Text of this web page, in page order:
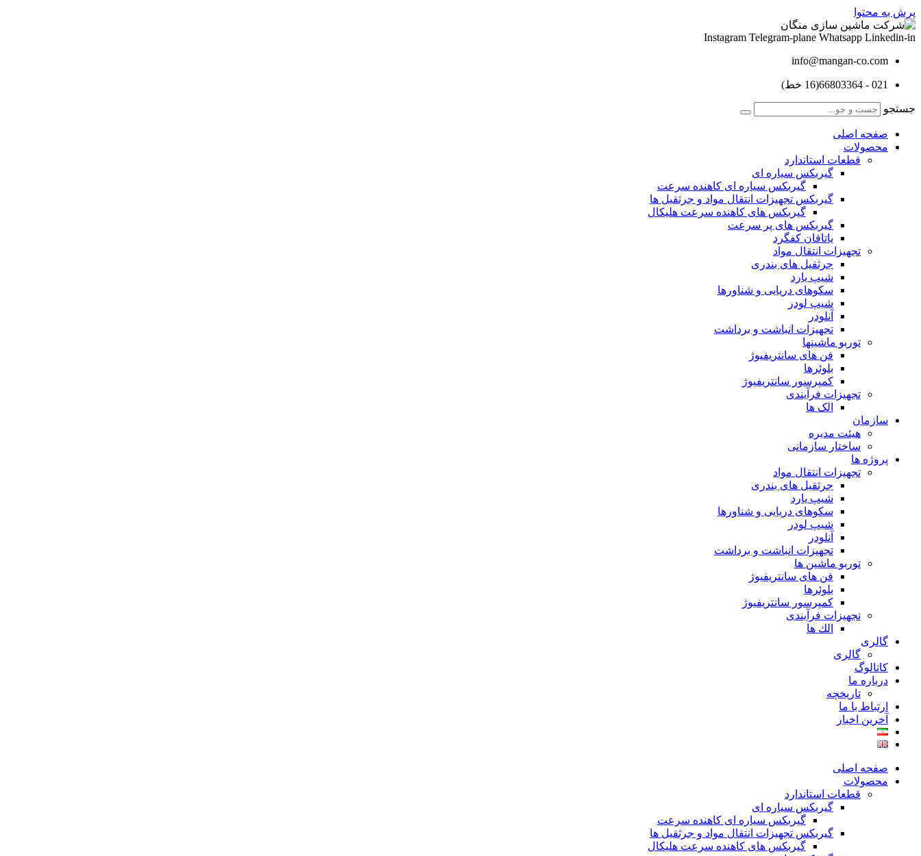
پرش به محتوا
Instagram Telegram-plane Whatsapp Linkedin-in
info@mangan-co.com
021 - 66803364(16 خط)
جستجو
صفحه اصلی
محصولات
قطعات استاندارد
گيربكس سياره ای
گيربكس سياره ای كاهنده سرعت
گيربكس تجهيزات انتقال مواد و جرثقيل ها
گيربكس های كاهنده سرعت هليكال
گيربكس های پر سرعت
ياتاقان كفگرد
تجهیزات انتقال مواد
جرثقیل های بندری
شیپ یارد
سکوهای دریایی و شناورها
شیپ لودر
آنلودر
تجهیزات انباشت و برداشت
توربو ماشینها
فن های سانتریفیوژ
بلوئرها
کمپرسور سانتریفیوژ
تجهیزات فرآیندی
الک ها
سازمان
هيئت مديره
ساختار سازمانی
پروژه ها
تجهيزات انتقال مواد
جرثقيل های بندری
شيپ يارد
سكوهای دريايی و شناورها
شيپ لودر
آنلودر
تجهيزات انباشت و برداشت
توربو ماشين ها
فن های سانتريفيوژ
بلوئرها
کمپرسور سانتریفیوژ
تجهیزات فرآیندی
الك ها
گالری
گالری
کاتالوگ
درباره ما
تاريخچه
ارتباط با ما
آخرین اخبار
صفحه اصلی
محصولات
قطعات استاندارد
گيربكس سياره ای
گيربكس سياره ای كاهنده سرعت
گيربكس تجهيزات انتقال مواد و جرثقيل ها
گيربكس های كاهنده سرعت هليكال